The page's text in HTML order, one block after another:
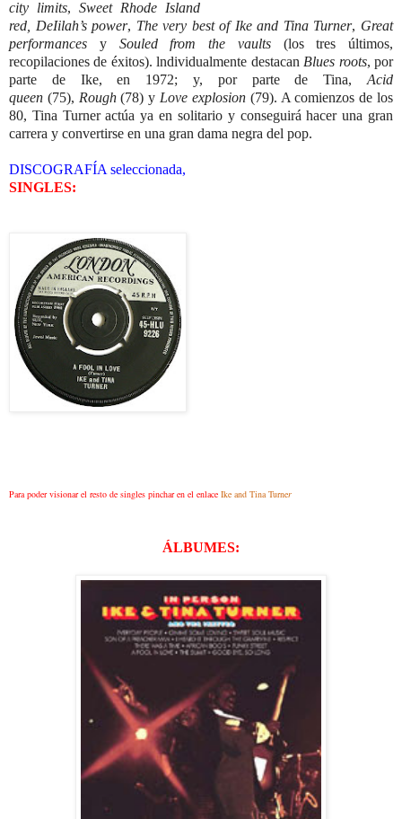
city limits,Sweet Rhode Island
red,
DeIilah’s power, The very best of Ike and Tina Turner, Great
performances y Souled from the vaults(los tres últimos,
recopilaciones de éxitos). lndividualmente destacan Blues roots, por
parte de Ike, en 1972; y, por parte de Tina, Acid
queen (75), Rough(78) y Love explosion(79). A comienzos de los
80, Tina Turner actúa ya en solitario y conseguirá hacer una gran
carrera y convertirse en una gran dama negra del pop.
DISCOGRAFÍA seleccionada,
SINGLES:
Para poder visionar el resto de singles pinchar en el enlace Ike and Tina Turner
ÁLBUMES: